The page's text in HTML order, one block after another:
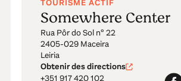
TOURISME ACTIF
Somewhere Center
Rua Pôr do Sol nº 22
2405-029 Maceira
Leiria
Obtenir des directions
+351 917 420 102